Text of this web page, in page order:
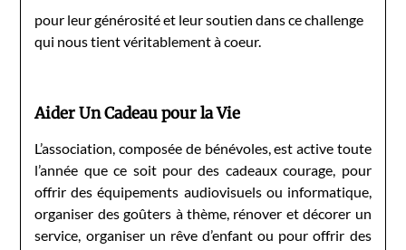
pour leur générosité et leur soutien dans ce challenge
qui nous tient véritablement à coeur.
Aider Un Cadeau pour la Vie
L’association, composée de bénévoles, est active toute
l’année que ce soit pour des cadeaux courage, pour
offrir des équipements audiovisuels ou informatique,
organiser des goûters à thème, rénover et décorer un
service, organiser un rêve d’enfant ou pour offrir des